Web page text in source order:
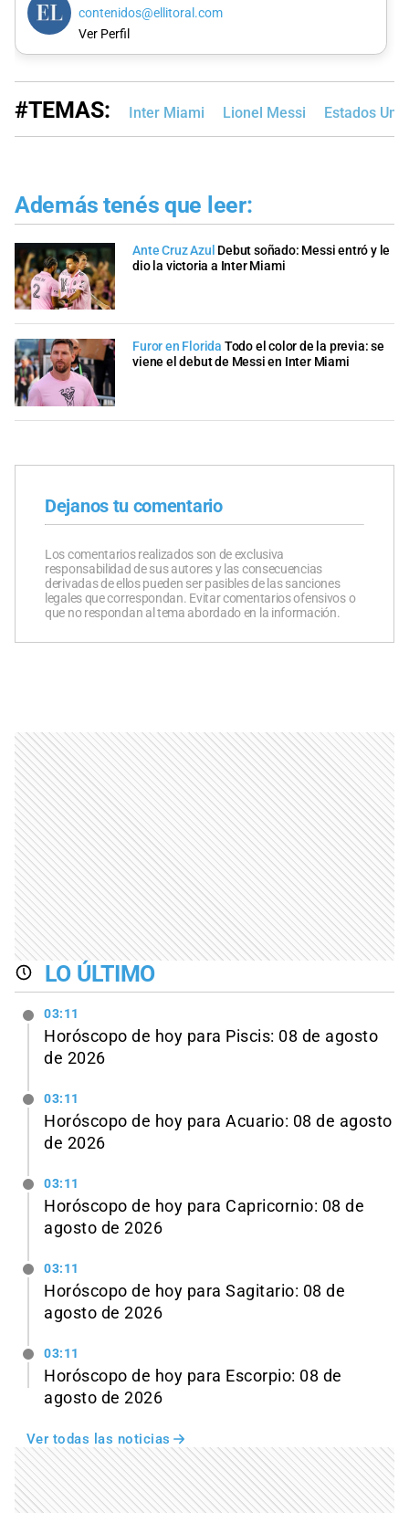
contenidos@ellitoral.com
Ver Perfil
#TEMAS: Inter Miami Lionel Messi Estados
Además tenés que leer:
Ante Cruz Azul Debut soñado: Messi entró y le
dio la victoria a Inter Miami
Furor en Florida Todo el color de la previa: se
viene el debut de Messi en Inter Miami
Dejanos tu comentario
Los comentarios realizados son de exclusiva
responsabilidad de sus autores y las consecuencias
derivadas de ellos pueden ser pasibles de las sanciones
legales que correspondan. Evitar comentarios ofensivos o
que no respondan al tema abordado en la información.
LO ÚLTIMO
03:11
Horóscopo de hoy para Piscis: 08 de agosto
de 2026
03:11
Horóscopo de hoy para Acuario: 08 de agosto
de 2026
03:11
Horóscopo de hoy para Capricornio: 08 de
agosto de 2026
03:11
Horóscopo de hoy para Sagitario: 08 de
agosto de 2026
03:11
Horóscopo de hoy para Escorpio: 08 de
agosto de 2026
Ver todas las noticias